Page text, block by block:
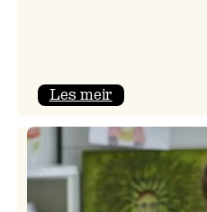
Les meir:
frå
Frøydis